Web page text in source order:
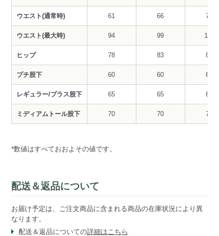
ウエスト(通常時) 61 66 71
ウエスト(最大時) 94 99 104
ヒップ 78 83 88
プチ股下 60 60 60
レギュラー/プラス股下 65 65 65
ミディアムトール股下 70 70 70
*数値はすべておおよその値です。
配送＆返品について
お届け予定は、ご注文商品に含まれる商品の在庫状況により異
なります。
配送＆返品についての詳細はこちら